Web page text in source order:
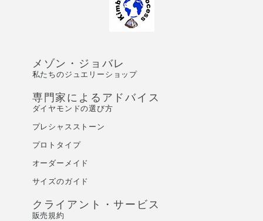
メゾン・ジョバレ
私たちのジュエリーショップ
専門家によるアドバイス
ダイヤモンドの選び方
プレシャスストーン
プロトタイプ
オーダーメイド
サイズのガイド
クライアント・サービス
販売規約